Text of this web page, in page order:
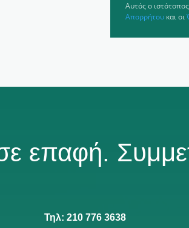
Αυτός ο
Απορρήτουκαι οι
επαφή.
Τηλ: 210 776 3638